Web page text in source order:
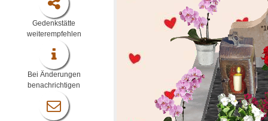
Gedenkstätte
weiterempfehlen
Bei Änderungen
benachrichtigen